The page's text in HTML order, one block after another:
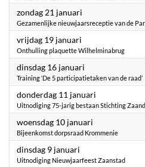
zondag 21 januari
Gezamenlijke nieuwjaarsreceptie van de
vrijdag 19 januari
Onthulling plaquette Wilhelminabrug
dinsdag 16 januari
Training ‘De 5 participatietaken van de raad’
donderdag 11 januari
Uitnodiging 75-jarig bestaan Stichting
woensdag 10 januari
Bijeenkomst dorpsraad Krommenie
dinsdag 9 januari
Uitnodiging Nieuwjaarfeest Zaanstad